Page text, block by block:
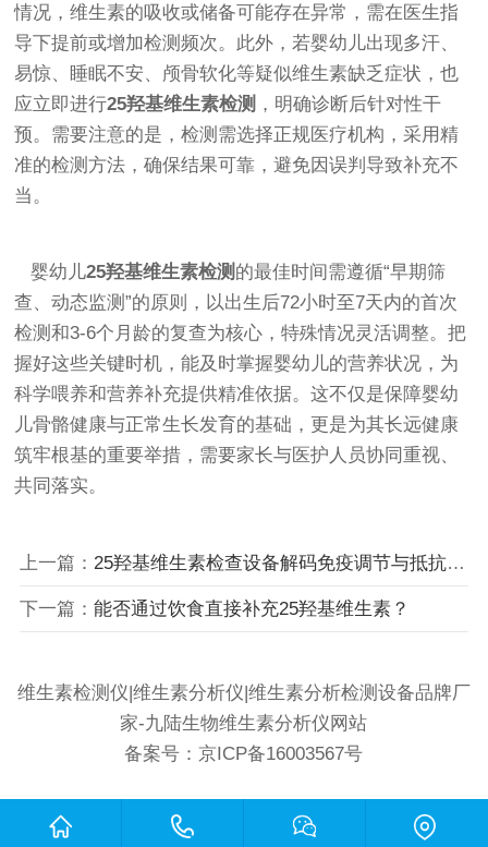
情况，维生素的吸收或储备可能存在异常，需在医生指
导下提前或增加检测频次。此外，若婴幼儿出现多汗、
易惊、睡眠不安、颅骨软化等疑似维生素缺乏症状，也
应立即进行25羟基维生素检测 ，明确诊断后针对性干
预。需要注意的是，检测需选择正规医疗机构，采用精
准的检测方法，确保结果可靠，避免因误判导致补充不
当。
婴幼儿25羟基维生素检测 的最佳时间需遵循“早期筛
查、动态监测”的原则，以出生后72小时至7天内的首次
检测和3-6个月龄的复查为核心，特殊情况灵活调整。把
握好这些关键时机，能及时掌握婴幼儿的营养状况，为
科学喂养和营养补充提供精准依据。这不仅是保障婴幼
儿骨骼健康与正常生长发育的基础，更是为其长远健康
筑牢根基的重要举措，需要家长与医护人员协同重视、
共同落实。
上一篇： 25羟基维生素检查设备解码免疫调节与抵抗力提升的关键助力
下一篇： 能否通过饮食直接补充25羟基维生素？
维生素检测仪|维生素分析仪|维生素分析检测设备品牌厂
家-九陆生物维生素分析仪网站
备案号： 京ICP备16003567号